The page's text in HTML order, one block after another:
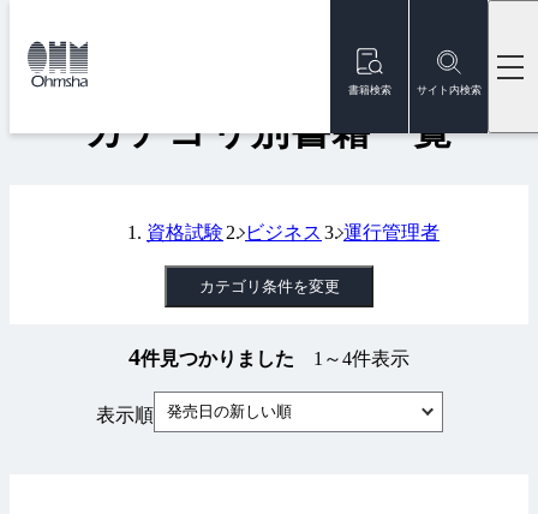
書籍検索 サイト内検索
トップ
カテゴリ別書籍一覧
資格試験 ビジネス 運行管理者
カテゴリ条件を変更
4件見つかりました 1～4件表示
表示順 発売日の新しい順